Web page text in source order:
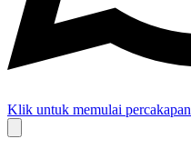
Klik untuk memulai percakapan